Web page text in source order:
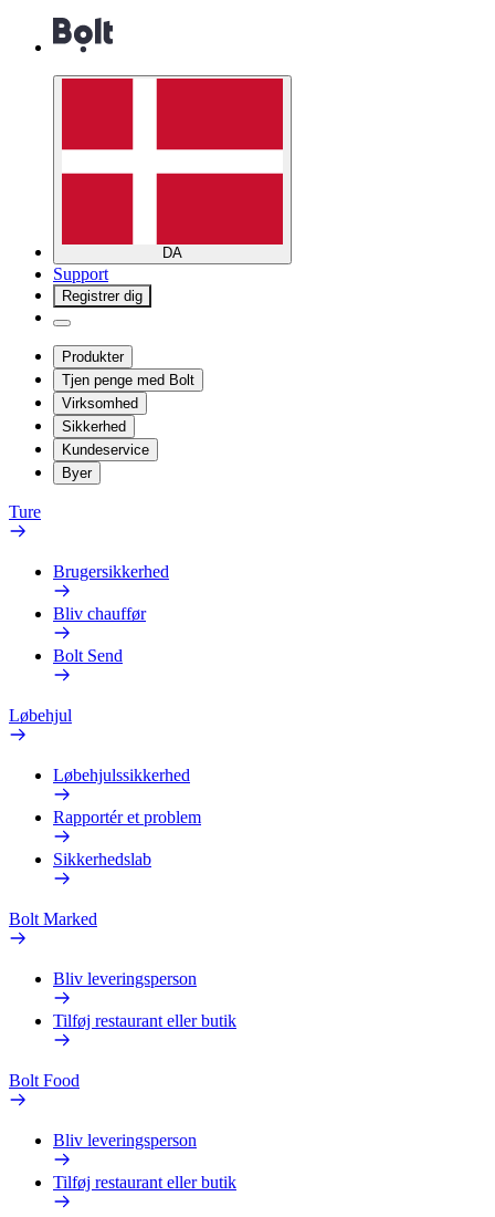
DA
Support
Registrer dig
Produkter
Tjen penge med Bolt
Virksomhed
Sikkerhed
Kundeservice
Byer
Ture
Brugersikkerhed
Bliv chauffør
Bolt Send
Løbehjul
Løbehjulssikkerhed
Rapportér et problem
Sikkerhedslab
Bolt Marked
Bliv leveringsperson
Tilføj restaurant eller butik
Bolt Food
Bliv leveringsperson
Tilføj restaurant eller butik